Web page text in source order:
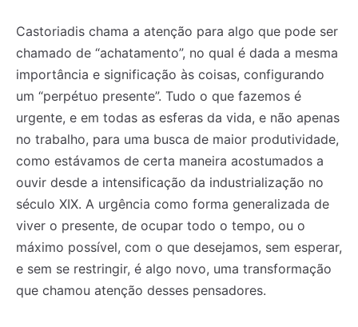
Castoriadis chama a atenção para algo que pode ser
chamado de “achatamento”, no qual é dada a mesma
importância e significação às coisas, configurando
um “perpétuo presente”. Tudo o que fazemos é
urgente, e em todas as esferas da vida, e não apenas
no trabalho, para uma busca de maior produtividade,
como estávamos de certa maneira acostumados a
ouvir desde a intensificação da industrialização no
século XIX. A urgência como forma generalizada de
viver o presente, de ocupar todo o tempo, ou o
máximo possível, com o que desejamos, sem esperar,
e sem se restringir, é algo novo, uma transformação
que chamou atenção desses pensadores.